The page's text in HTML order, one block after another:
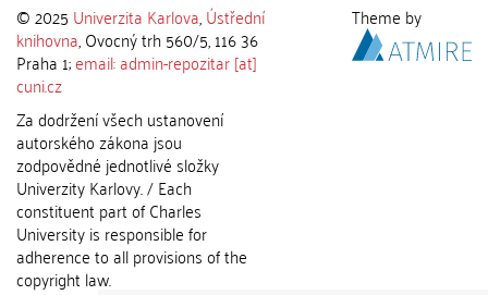
© 2025 Univerzita Karlova,Ústřední
knihovna, Ovocný trh 560/5, 116 36
Praha 1;email: admin-repozitar [at]
cuni.cz
Za dodržení všech ustanovení
autorského zákona jsou
zodpovědné jednotlivé složky
Univerzity Karlovy. / Each
constituent part of Charles
University is responsible for
adherence to all provisions of the
copyright law.
Theme by